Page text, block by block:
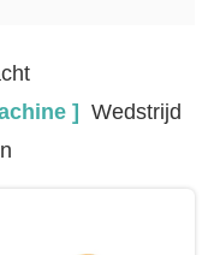
]
Wedstrijd